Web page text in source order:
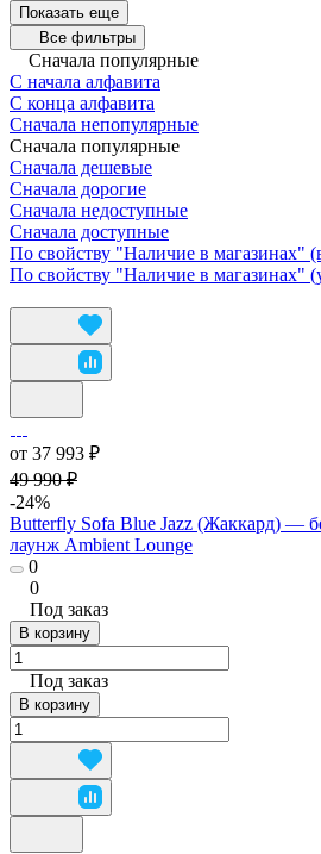
Показать еще
Все фильтры
Сначала популярные
С начала алфавита
С конца алфавита
Сначала непопулярные
Сначала популярные
Сначала дешевые
Сначала дорогие
Сначала недоступные
Сначала доступные
По свойству "Наличие в магазинах"
По свойству "Наличие в магазинах"
от 37 993 ₽
49 990 ₽
-24%
Butterfly Sofa Blue Jazz (Жаккард) —
лаунж Ambient Lounge
0
0
Под заказ
В корзину
Под заказ
В корзину